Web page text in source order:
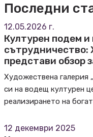
Последни
12.05.2026 г.
Културен подем
сътрудничество:
представи обзор
Художествена галерия
си на водещ културен
реализирането на
12 декември 2025